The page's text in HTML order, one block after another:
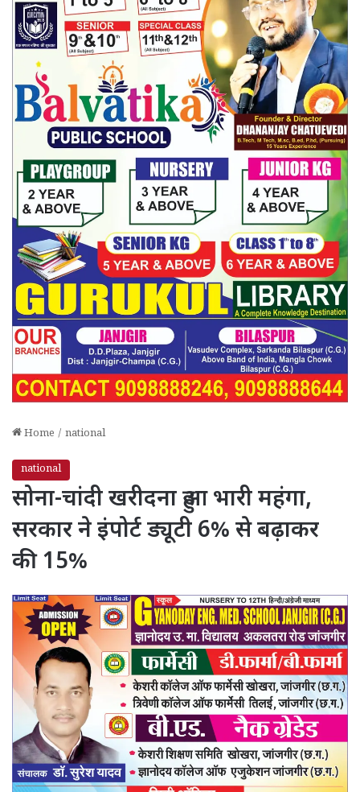
Home / national
national
सोना-चांदी खरीदना हुआ भारी महंगा,
सरकार ने इंपोर्ट ड्यूटी 6% से बढ़ाकर
की 15%